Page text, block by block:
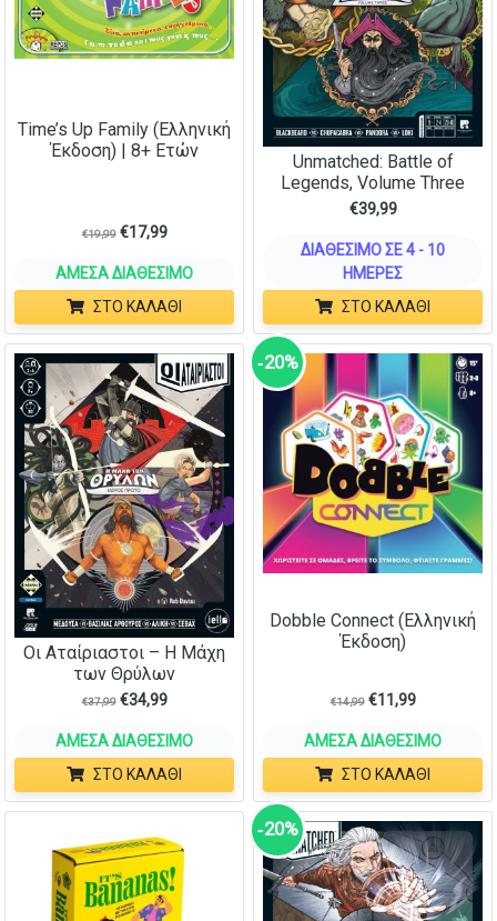
Time’s Up Family (Ελληνική
Έκδοση) | 8+ Ετών
€19,99 €17,99
ΆΜΕΣΑ ΔΙΑΘΈΣΙΜΟ
ΣΤΟ ΚΑΛΆΘΙ
Unmatched: Battle of
Legends, Volume Three
€39,99
ΔΙΑΘΈΣΙΜΟ ΣΕ 4 - 10
ΗΜΈΡΕΣ
ΣΤΟ ΚΑΛΆΘΙ
Οι Αταίριαστοι – Η Μάχη
των Θρύλων
€37,99 €34,99
ΆΜΕΣΑ ΔΙΑΘΈΣΙΜΟ
ΣΤΟ ΚΑΛΆΘΙ
‑20%
Dobble Connect (Ελληνική
Έκδοση)
€14,99 €11,99
ΆΜΕΣΑ ΔΙΑΘΈΣΙΜΟ
ΣΤΟ ΚΑΛΆΘΙ
‑20%